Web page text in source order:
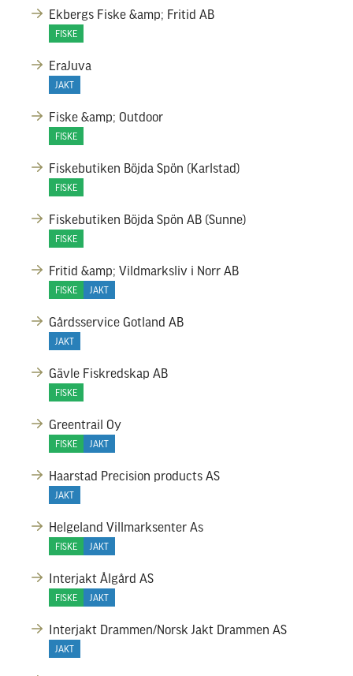
Ekbergs Fiske &amp; Fritid AB
FISKE
EraJuva
JAKT
Fiske &amp; Outdoor
FISKE
Fiskebutiken Böjda Spön (Karlstad)
FISKE
Fiskebutiken Böjda Spön AB (Sunne)
FISKE
Fritid &amp; Vildmarksliv i Norr AB
FISKE JAKT
Gårdsservice Gotland AB
JAKT
Gävle Fiskredskap AB
FISKE
Greentrail Oy
FISKE JAKT
Haarstad Precision products AS
JAKT
Helgeland Villmarksenter As
FISKE JAKT
Interjakt Ålgård AS
FISKE JAKT
Interjakt Drammen/Norsk Jakt Drammen AS
JAKT